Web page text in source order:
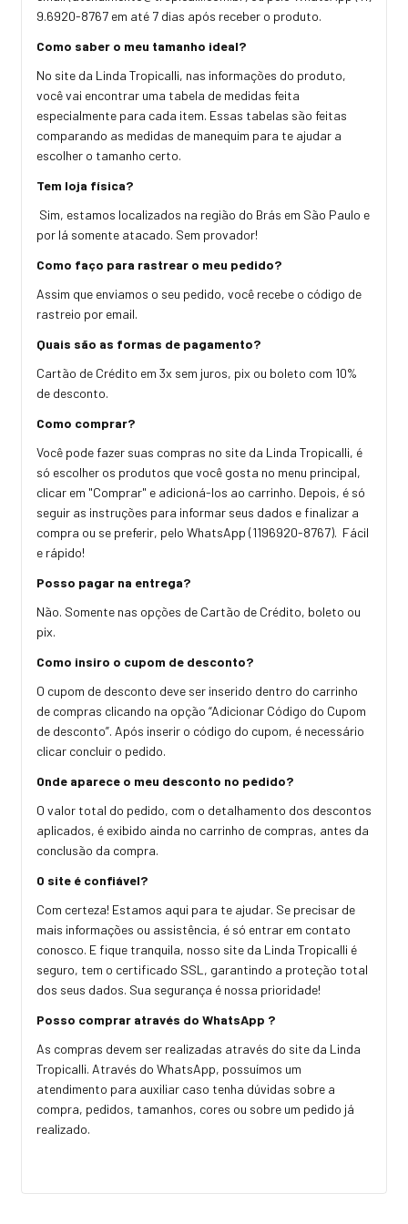
9.6920-8767 em até 7 dias após receber o produto.
Como saber o meu tamanho ideal?
No site da Linda Tropicalli, nas informações do produto,
você vai encontrar uma tabela de medidas feita
especialmente para cada item. Essas tabelas são feitas
comparando as medidas de manequim para te ajudar a
escolher o tamanho certo.
Tem loja física?
Sim, estamos localizados na região do Brás em São Paulo e
por lá somente atacado. Sem provador!
Como faço para rastrear o meu pedido?
Assim que enviamos o seu pedido, você recebe o código de
rastreio por email.
Quais são as formas de pagamento?
Cartão de Crédito em 3x sem juros, pix ou boleto com 10%
de desconto.
Como comprar?
Você pode fazer suas compras no site da Linda Tropicalli, é
só escolher os produtos que você gosta no menu principal,
clicar em "Comprar" e adicioná-los ao carrinho. Depois, é só
seguir as instruções para informar seus dados e finalizar a
compra ou se preferir, pelo WhatsApp (1196920-8767). Fácil
e rápido!
Posso pagar na entrega?
Não. Somente nas opções de Cartão de Crédito, boleto ou
pix.
Como insiro o cupom de desconto?
O cupom de desconto deve ser inserido dentro do carrinho
de compras clicando na opção “Adicionar Código do Cupom
de desconto”. Após inserir o código do cupom, é necessário
clicar concluir o pedido.
Onde aparece o meu desconto no pedido?
O valor total do pedido, com o detalhamento dos descontos
aplicados, é exibido ainda no carrinho de compras, antes da
conclusão da compra.
O site é confiável?
Com certeza! Estamos aqui para te ajudar. Se precisar de
mais informações ou assistência, é só entrar em contato
conosco. E fique tranquila, nosso site da Linda Tropicalli é
seguro, tem o certificado SSL, garantindo a proteção total
dos seus dados. Sua segurança é nossa prioridade!
Posso comprar através do WhatsApp ?
As compras devem ser realizadas através do site da Linda
Tropicalli. Através do WhatsApp, possuímos um
atendimento para auxiliar caso tenha dúvidas sobre a
compra, pedidos, tamanhos, cores ou sobre um pedido já
realizado.